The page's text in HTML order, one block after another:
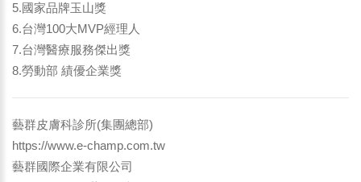
5.國家品牌玉山獎
6.台灣100大MVP經理人
7.台灣醫療服務傑出獎
8.勞動部 績優企業獎
藝群皮膚科診所(集團總部)
https://www.e-champ.com.tw
藝群國際企業有限公司